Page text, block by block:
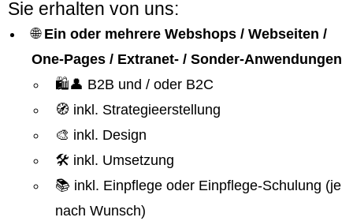
Sie erhalten von uns:
🌐 Ein oder mehrere Webshops / Webseiten /
One-Pages / Extranet- / Sonder-Anwendungen
🛍️👤 B2B und / oder B2C
🧭 inkl. Strategieerstellung
🎨 inkl. Design
🛠️ inkl. Umsetzung
📚 inkl. Einpflege oder Einpflege-Schulung (je
nach Wunsch)